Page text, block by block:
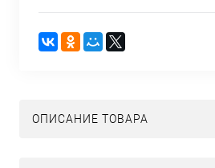
ОПИСАНИЕ ТОВАРА